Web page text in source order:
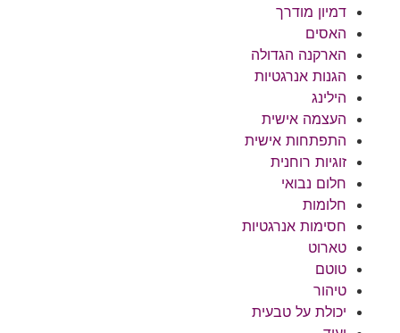
דמיון מודרך
האסים
הארקנה הגדולה
הגנות אנרגטיות
הילינג
העצמה אישית
התפתחות אישית
זוגיות רוחנית
חלום נבואי
חלומות
חסימות אנרגטיות
טארוט
טוטם
טיהור
יכולת על טבעית